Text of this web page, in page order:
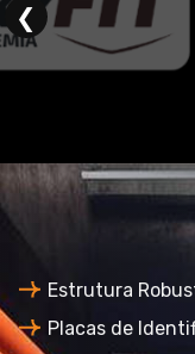
❮
Estrutura
Placas de